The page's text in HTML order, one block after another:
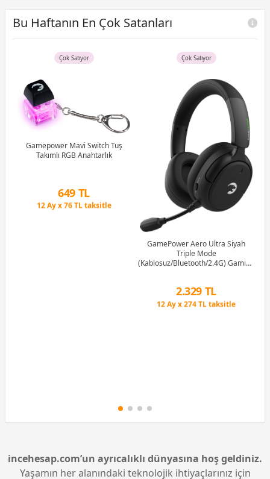
Bu Haftanın En Çok Satanları
Çok Satıyor
Gamepower Mavi Switch Tuş
Takımlı RGB Anahtarlık
649 TL
Peşin Fiyatına 3 Taksit
12 Ay x 76 TL taksitle
Peşin Fiyatına 3 Taksit
Çok Satıyor
GamePower Aero Ultra Siyah
Triple Mode
(Kablosuz/Bluetooth/2.4G) Gaming
2.329 TL
Peşin Fiyatına 3 Taksit
12 Ay x 274 TL taksitle
Peşin Fiyatına 3 Taksit
incehesap.com’un ayrıcalıklı dünyasına hoş geldiniz.
Yaşamın her alanındaki teknolojik ihtiyaçlarınız için